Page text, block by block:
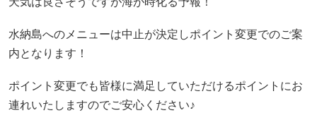
水納島へのメニューは中止が決定しポイント変更でのご案
内となります！
ポイント変更でも皆様に満足していただけるポイントにお
連れいたしますのでご安心ください♪